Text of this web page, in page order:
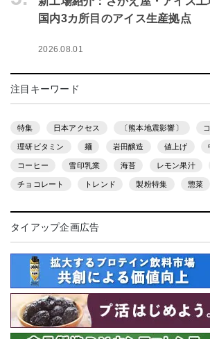
国内3カ所目のアイス生産拠点
2026.08.01
注目キーワード
特集 日本アクセス 〔熊本地震影響〕
理研ビタミン 麺 岩田醸造 値上げ
コーヒー 雪印乳業 海苔 レモン果汁
チョコレート トレンド 製粉特集 惣菜
タイアップ企画広告